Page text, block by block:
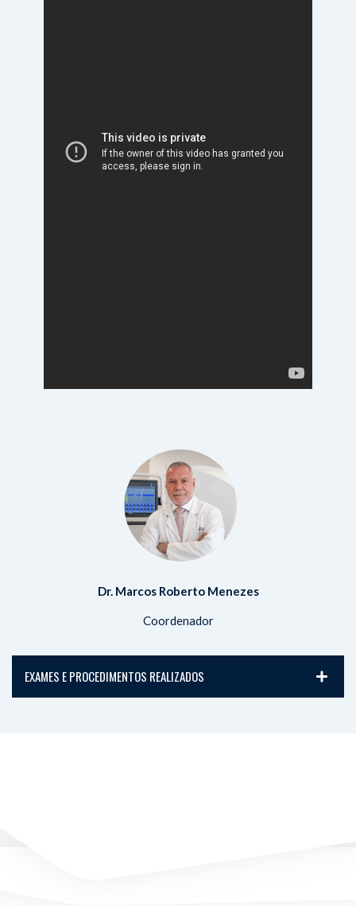
Dr. Marcos Roberto Menezes
Coordenador
EXAMES E PROCEDIMENTOS REALIZADOS